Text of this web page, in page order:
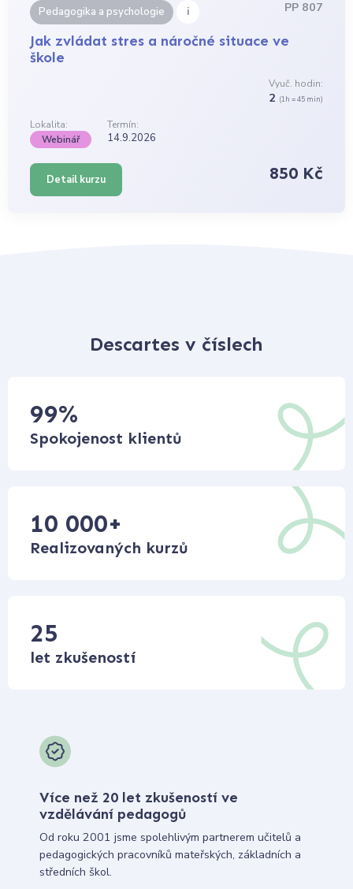
Pedagogika a psychologie i PP 807
Jak zvládat stres a náročné situace ve
škole
Vyuč. hodin:
2 (1h = 45 min)
Lokalita:
Termín:
Webinář
14.9.2026
Detail kurzu 850 Kč
Descartes v číslech
99%
Spokojenost klientů
10 000+
Realizovaných kurzů
25
let zkušeností
Více než 20 let zkušeností ve
vzdělávání pedagogů
Od roku 2001 jsme spolehlivým partnerem učitelů a
pedagogických pracovníků mateřských, základních a
středních škol.